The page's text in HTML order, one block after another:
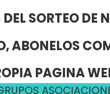
SORTEO DE
ABONELOS
PAGINA